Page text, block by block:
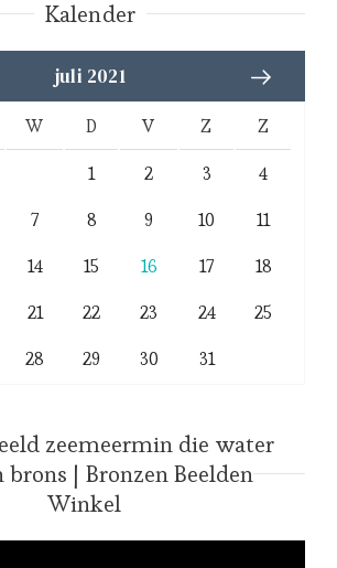
Kalender
juli 2021
W D V Z Z
1 2 3
4
7 8 9 10
11
14 15 16 17
18
21 22 23 24
25
28 29 30 31
zeemeermin die water
| Bronzen Beelden
Winkel